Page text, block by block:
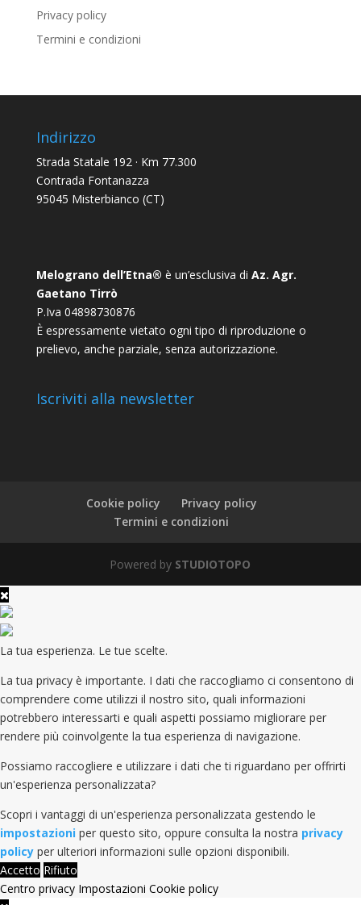
Privacy policy
Termini e condizioni
Indirizzo
Strada Statale 192 · Km 77.300
Contrada Fontanazza
95045 Misterbianco (CT)
Melograno dell’Etna® è un’esclusiva di Az. Agr.
Gaetano Tirrò
P.Iva 04898730876
È espressamente vietato ogni tipo di riproduzione o
prelievo, anche parziale, senza autorizzazione.
Iscriviti alla newsletter
Cookie policy
Privacy policy
Termini e condizioni
Powered by STUDIOTOPO
La tua esperienza. Le tue scelte.
La tua privacy è importante. I dati che raccogliamo ci consentono di
comprendere come utilizzi il nostro sito, quali informazioni
potrebbero interessarti e quali aspetti possiamo migliorare per
rendere più coinvolgente la tua esperienza di navigazione.
Possiamo raccogliere e utilizzare i dati che ti riguardano per offrirti
un'esperienza personalizzata?
Scopri i vantaggi di un'esperienza personalizzata gestendo le
impostazioni per questo sito, oppure consulta la nostra privacy
policy per ulteriori informazioni sulle opzioni disponibili.
Accetto Rifiuto
Centro privacy Impostazioni Cookie policy